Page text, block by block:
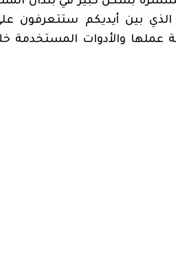
بين أيديكم ستتعرفون على
والأدوات المستخدمة